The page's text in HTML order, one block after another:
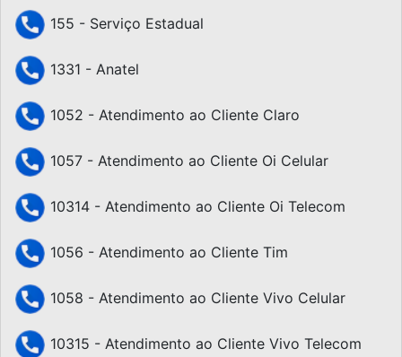
155 - Serviço Estadual
1331 - Anatel
1052 - Atendimento ao Cliente Claro
1057 - Atendimento ao Cliente Oi Celular
10314 - Atendimento ao Cliente Oi Telecom
1056 - Atendimento ao Cliente Tim
1058 - Atendimento ao Cliente Vivo Celular
10315 - Atendimento ao Cliente Vivo Telecom